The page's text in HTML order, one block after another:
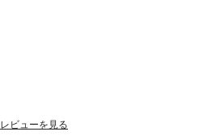
レビューを見る